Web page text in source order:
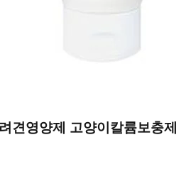
견영양제 고양이칼륨보충제